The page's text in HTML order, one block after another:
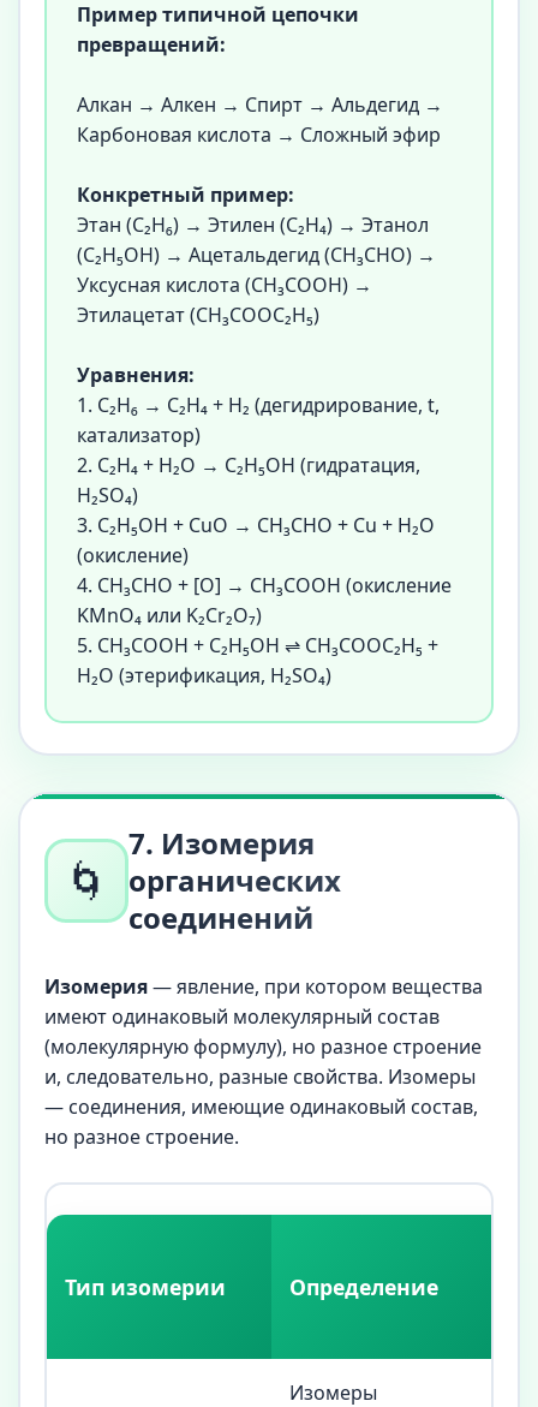
Пример типичной цепочки
превращений:
Алкан → Алкен → Спирт → Альдегид →
Карбоновая кислота → Сложный эфир
Конкретный пример:
Этан (C₂H₆) → Этилен (C₂H₄) → Этанол
(C₂H₅OH) → Ацетальдегид (CH₃CHO) →
Уксусная кислота (CH₃COOH) →
Этилацетат (CH₃COOC₂H₅)
Уравнения:
1. C₂H₆ → C₂H₄ + H₂ (дегидрирование, t,
катализатор)
2. C₂H₄ + H₂O → C₂H₅OH (гидратация,
H₂SO₄)
3. C₂H₅OH + CuO → CH₃CHO + Cu + H₂O
(окисление)
4. CH₃CHO + [O] → CH₃COOH (окисление
KMnO₄ или K₂Cr₂O₇)
5. CH₃COOH + C₂H₅OH ⇌ CH₃COOC₂H₅ +
H₂O (этерификация, H₂SO₄)
🌀
7. Изомерия
органических
соединений
Изомерия— явление, при котором вещества
имеют одинаковый молекулярный состав
(молекулярную формулу), но разное строение
и, следовательно, разные свойства. Изомеры
— соединения, имеющие одинаковый состав,
но разное строение.
Тип изомерии Определение
Изомеры